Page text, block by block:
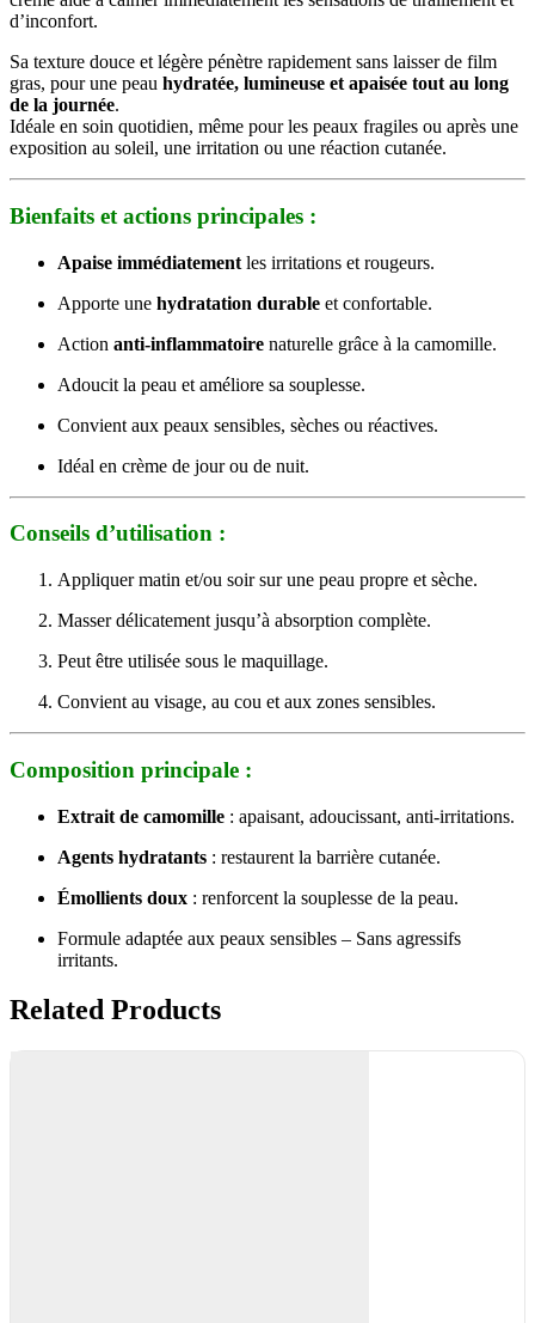
d’inconfort.
Sa texture douce et légère pénètre rapidement sans laisser de film
gras, pour une peau hydratée, lumineuse et apaisée tout au long
de la journée.
Idéale en soin quotidien, même pour les peaux fragiles ou après une
exposition au soleil, une irritation ou une réaction cutanée.
Bienfaits et actions principales :
Apaise immédiatement les irritations et rougeurs.
Apporte une hydratation durable et confortable.
Action anti-inflammatoire naturelle grâce à la camomille.
Adoucit la peau et améliore sa souplesse.
Convient aux peaux sensibles, sèches ou réactives.
Idéal en crème de jour ou de nuit.
Conseils d’utilisation :
Appliquer matin et/ou soir sur une peau propre et sèche.
Masser délicatement jusqu’à absorption complète.
Peut être utilisée sous le maquillage.
Convient au visage, au cou et aux zones sensibles.
Composition principale :
Extrait de camomille : apaisant, adoucissant, anti-irritations.
Agents hydratants : restaurent la barrière cutanée.
Émollients doux : renforcent la souplesse de la peau.
Formule adaptée aux peaux sensibles – Sans agressifs
irritants.
Related Products